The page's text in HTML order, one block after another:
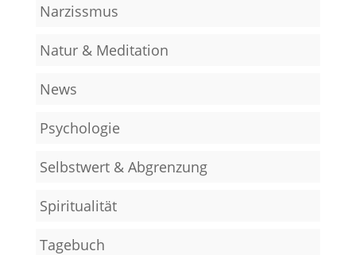
Narzissmus
Natur & Meditation
News
Psychologie
Selbstwert & Abgrenzung
Spiritualität
Tagebuch